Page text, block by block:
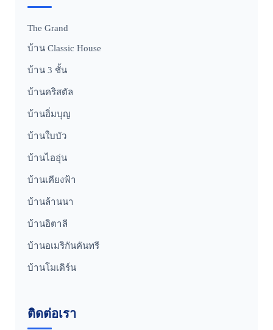
The Grand
บ้าน Classic House
บ้าน 3 ชั้น
บ้านคริสตัล
บ้านอิ่มบุญ
บ้านใบบัว
บ้านไออุ่น
บ้านเคียงฟ้า
บ้านล้านนา
บ้านอิตาลี
บ้านอเมริกันคันทรี
บ้านโมเดิร์น
ติดต่อเรา